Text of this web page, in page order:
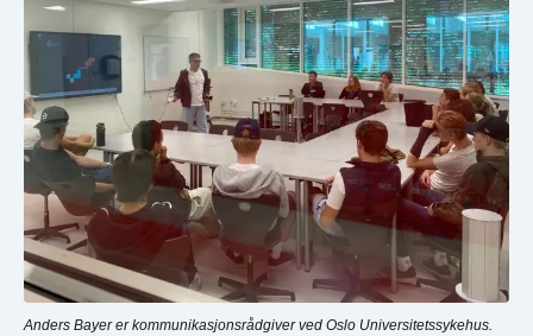
Anders Bayer er kommunikasjonsrådgiver ved Oslo Universitetssykehus.